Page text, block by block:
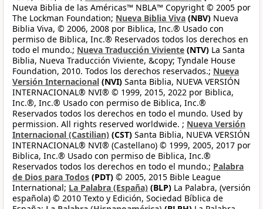
Nueva Biblia de las Américas™ NBLA™ Copyright © 2005 por
The Lockman Foundation; Nueva Biblia Viva (NBV) Nueva
Biblia Viva, © 2006, 2008 por Biblica, Inc.® Usado con
permiso de Biblica, Inc.® Reservados todos los derechos en
todo el mundo.; Nueva Traducción Viviente (NTV) La Santa
Biblia, Nueva Traducción Viviente, &copy; Tyndale House
Foundation, 2010. Todos los derechos reservados.; Nueva
Versión Internacional (NVI) Santa Biblia, NUEVA VERSIÓN
INTERNACIONAL® NVI® © 1999, 2015, 2022 por Biblica,
Inc.®, Inc.® Usado con permiso de Biblica, Inc.®
Reservados todos los derechos en todo el mundo. Used by
permission. All rights reserved worldwide. ; Nueva Versión
Internacional (Castilian) (CST) Santa Biblia, NUEVA VERSIÓN
INTERNACIONAL® NVI® (Castellano) © 1999, 2005, 2017 por
Biblica, Inc.® Usado con permiso de Biblica, Inc.®
Reservados todos los derechos en todo el mundo.; Palabra
de Dios para Todos (PDT) © 2005, 2015 Bible League
International; La Palabra (España) (BLP) La Palabra, (versión
española) © 2010 Texto y Edición, Sociedad Bíblica de